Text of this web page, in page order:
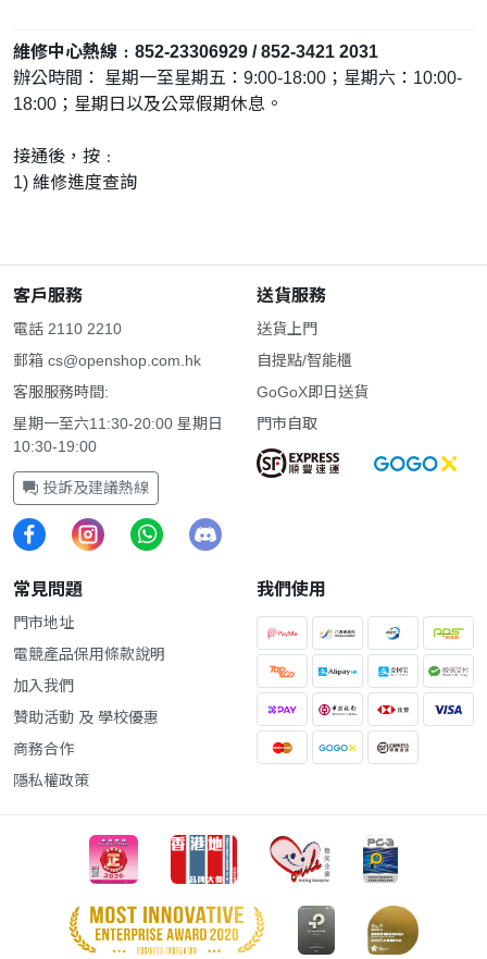
維修中心熱線﹕852-23306929 / 852-3421 2031
辦公時間： 星期一至星期五：9:00-18:00；星期六：10:00-
18:00；星期日以及公眾假期休息。
接通後，按﹕
1) 維修進度查詢
客戶服務
電話 2110 2210
郵箱 cs@openshop.com.hk
客服服務時間:
星期一至六11:30-20:00 星期日
10:30-19:00
投訴及建議熱線
送貨服務
送貨上門
自提點/智能櫃
GoGoX即日送貨
門市自取
常見問題
門市地址
電競產品保用條款說明
加入我們
贊助活動 及 學校優惠
商務合作
隱私權政策
我們使用